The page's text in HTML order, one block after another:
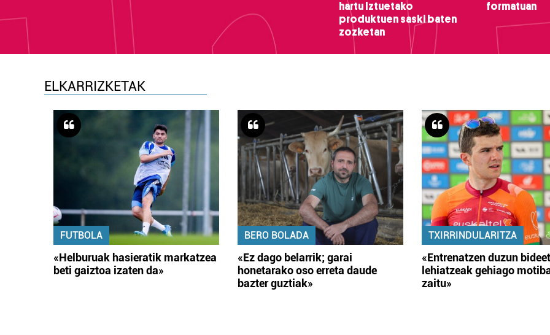
hartu Iztuetako
produktuen saski baten
zozketan
formatuan
ELKARRIZKETAK
FUTBOLA
«Helburuak hasieratik markatzea
beti gaiztoa izaten da»
BERO BOLADA
«Ez dago belarrik; garai
honetarako oso erreta daude
bazter guztiak»
TXIRRINDULARITZA
«Entrenatzen duzun
lehiatzeak gehiago
zaitu»